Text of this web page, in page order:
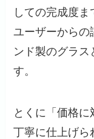
しての完成度ま
ユーザーからの
ンド製のグラ
す。
とくに「価格
丁寧に仕上げら